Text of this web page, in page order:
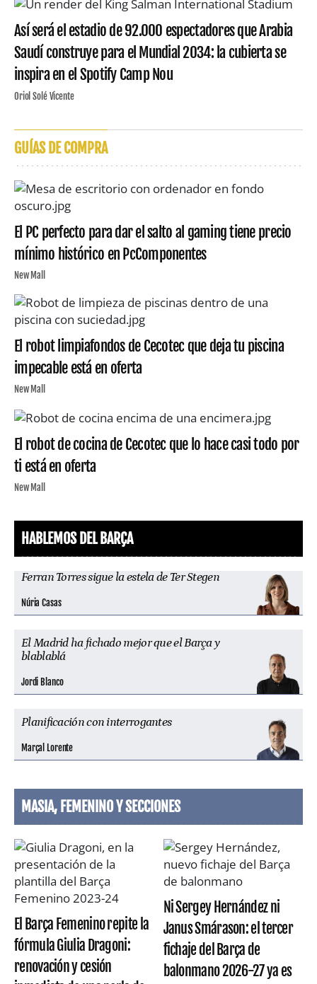
Así será el estadio de 92.000 espectadores que Arabia
Saudí construye para el Mundial 2034: la cubierta se
inspira en el Spotify Camp Nou
Oriol Solé Vicente
GUÍAS DE COMPRA
El PC perfecto para dar el salto al gaming tiene precio
mínimo histórico en PcComponentes
New Mall
El robot limpiafondos de Cecotec que deja tu piscina
impecable está en oferta
New Mall
El robot de cocina de Cecotec que lo hace casi todo por
ti está en oferta
New Mall
HABLEMOS DEL BARÇA
Ferran Torres sigue la estela de Ter Stegen
Núria Casas
El Madrid ha fichado mejor que el Barça y
blablablá
Jordi Blanco
Planificación con interrogantes
Marçal Lorente
MASIA, FEMENINO Y SECCIONES
El Barça Femenino repite la
fórmula Giulia Dragoni:
renovación y cesión
Ni Sergey Hernández ni
Janus Smárason: el tercer
fichaje del Barça de
balonmano 2026-27 ya es